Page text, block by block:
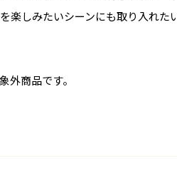
楽しみたいシーンにも取り入れた
外商品です。